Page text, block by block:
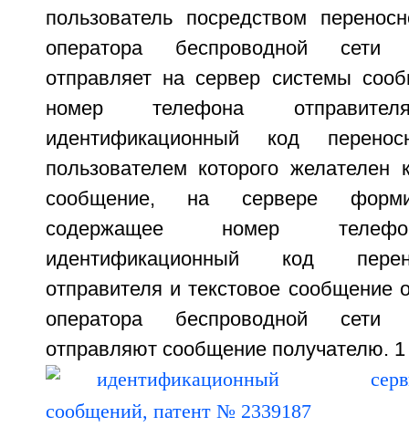
пользователь посредством
оператора беспроводной сети
отправляет на сервер системы
номер телефона
идентификационный код
пользователем которого желателен
сообщение, на сервере
содержащее номер
идентификационный код
отправителя и текстовое сообщение
оператора беспроводной сети
отправляют сообщение получателю.